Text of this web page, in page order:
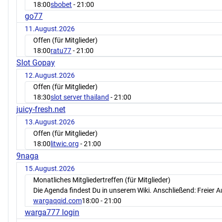
18:00sbobet - 21:00
go77
11.August.2026
Offen (für Mitglieder)
18:00ratu77- 21:00
Slot Gopay
12.August.2026
Offen (für Mitglieder)
18:30slot server thailand - 21:00
juicy-fresh.net
13.August.2026
Offen (für Mitglieder)
18:00 litwic.org - 21:00
9naga
15.August.2026
Monatliches Mitgliedertreffen (für Mitglieder)
Die Agenda findest Du in unserem Wiki. Anschließend: Freier
wargaqqid.com18:00 - 21:00
warga777 login